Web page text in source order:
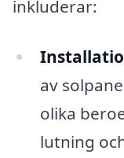
inkluderar:
av
olika
lutning